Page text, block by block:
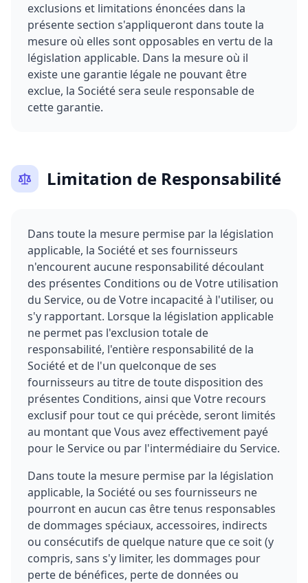
exclusions et limitations énoncées dans la
présente section s'appliqueront dans toute la
mesure où elles sont opposables en vertu de la
législation applicable. Dans la mesure où il
existe une garantie légale ne pouvant être
exclue, la Société sera seule responsable de
cette garantie.
Limitation de Responsabilité
Dans toute la mesure permise par la législation
applicable, la Société et ses fournisseurs
n'encourent aucune responsabilité découlant
des présentes Conditions ou de Votre utilisation
du Service, ou de Votre incapacité à l'utiliser, ou
s'y rapportant. Lorsque la législation applicable
ne permet pas l'exclusion totale de
responsabilité, l'entière responsabilité de la
Société et de l'un quelconque de ses
fournisseurs au titre de toute disposition des
présentes Conditions, ainsi que Votre recours
exclusif pour tout ce qui précède, seront limités
au montant que Vous avez effectivement payé
pour le Service ou par l'intermédiaire du Service.
Dans toute la mesure permise par la législation
applicable, la Société ou ses fournisseurs ne
pourront en aucun cas être tenus responsables
de dommages spéciaux, accessoires, indirects
ou consécutifs de quelque nature que ce soit (y
compris, sans s'y limiter, les dommages pour
perte de bénéfices, perte de données ou